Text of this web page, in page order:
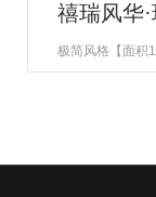
禧瑞风华
极简风格【面积